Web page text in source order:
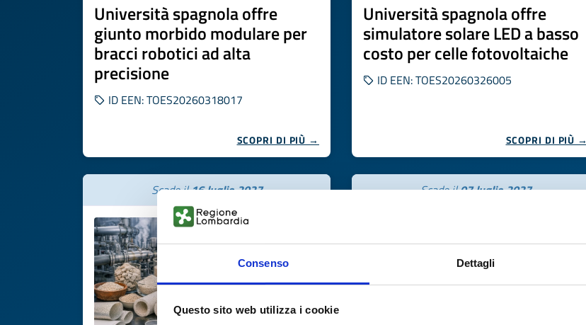
Consenso Dettagli
Questo sito web utilizza i cookie
Università spagnola offre
giunto morbido modulare per
bracci robotici ad alta
precisione
ID EEN: TOES20260318017
SCOPRI DI PIÙ →
Università spagnola offre
simulatore solare LED a basso
costo per celle fotovoltaiche
ID EEN: TOES20260326005
SCOPRI DI PIÙ →
Scade il16 luglio 2027 Scade il07 luglio 2027